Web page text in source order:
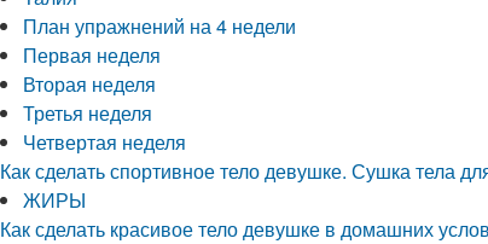
План упражнений на 4 недели
Первая неделя
Вторая неделя
Третья неделя
Четвертая неделя
Как сделать спортивное тело девушке. Сушка тела
ЖИРЫ
Как сделать красивое тело девушке в домашних